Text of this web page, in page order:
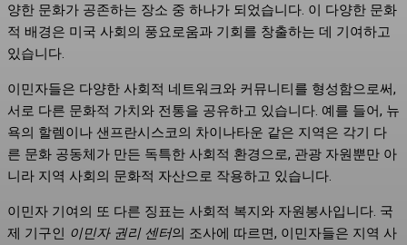
양한 문화가 공존하는 장소 중 하나가 되었습니다. 이 다양한 문화
적 배경은 미국 사회의 풍요로움과 기회를 창출하는 데 기여하고
있습니다.
이민자들은 다양한 사회적 네트워크와 커뮤니티를 형성함으로써,
서로 다른 문화적 가치와 전통을 공유하고 있습니다. 예를 들어, 뉴
욕의 할렘이나 샌프란시스코의 차이나타운 같은 지역은 각기 다
른 문화 공동체가 만든 독특한 사회적 환경으로, 관광 자원뿐만 아
니라 지역 사회의 문화적 자산으로 작용하고 있습니다.
이민자 기여의 또 다른 징표는 사회적 복지와 자원봉사입니다. 국
제 기구인 이민자 권리 센터의 조사에 따르면, 이민자들은 지역 사